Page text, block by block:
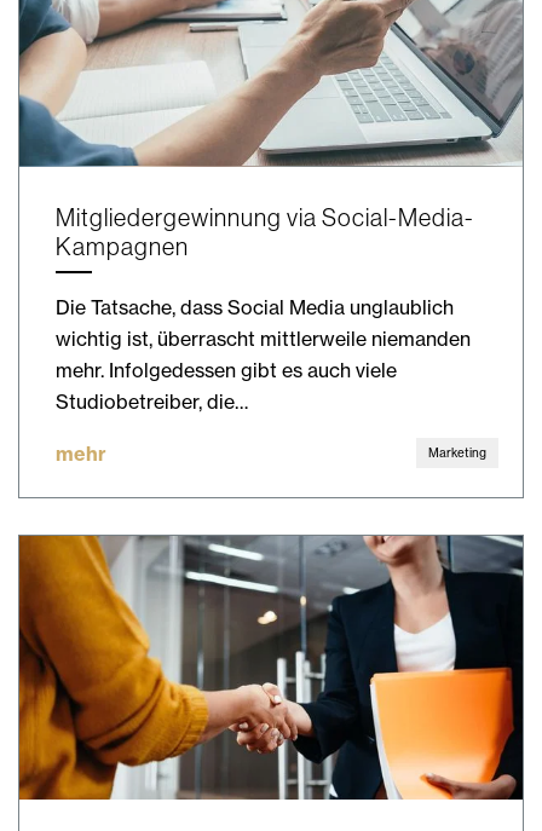
Mitgliedergewinnung via Social-Media-
Kampagnen
Die Tatsache, dass Social Media unglaublich
wichtig ist, überrascht mittlerweile niemanden
mehr. Infolgedessen gibt es auch viele
Studiobetreiber, die…
mehr Marketing